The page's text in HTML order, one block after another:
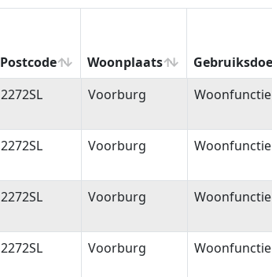
Postcode Woonplaats
Postcode Woonplaats Gebruiksdoel
2272SL Voorburg Woonfunctie
2272SL Voorburg Woonfunctie
2272SL Voorburg Woonfunctie
2272SL Voorburg Woonfunctie